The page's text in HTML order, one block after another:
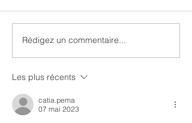
Intergénérationnel et
transgénérationnel
Rédigez un commentaire...
Les plus récents
catia.pema
07 mai 2023